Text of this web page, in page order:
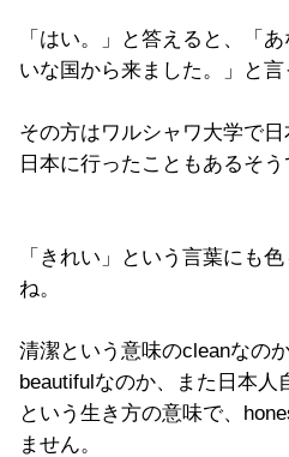
「はい。」と答えると、「
いな国から来ました。」と言
その方はワルシャワ大学で日
日本に行ったこともあるそう
「きれい」という言葉にも
ね。
清潔という意味のcleanなの
beautifulなのか、また日本人
という生き方の意味で、
ません。